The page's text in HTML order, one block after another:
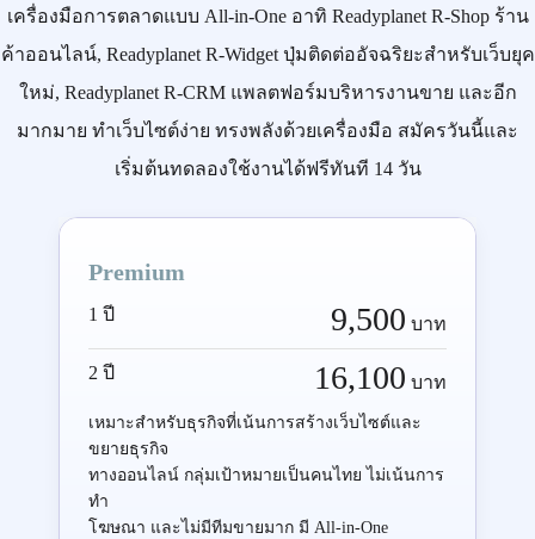
เครื่องมือการตลาดแบบ All-in-Oneอาทิ Readyplanet R-Shopร้าน
ค้าออนไลน์, Readyplanet R-Widgetปุ่มติดต่ออัจฉริยะสำหรับเว็บยุค
ใหม่, Readyplanet R-CRMแพลตฟอร์มบริหารงานขาย และอีก
มากมาย ทำเว็บไซต์ง่าย ทรงพลังด้วยเครื่องมือ สมัครวันนี้และ
เริ่มต้นทดลองใช้งานได้ฟรีทันที 14 วัน
Premium
1 ปี 9,500 บาท
2 ปี 16,100 บาท
เหมาะสำหรับธุรกิจที่เน้นการสร้างเว็บไซต์และ
ขยายธุรกิจ
ทางออนไลน์ กลุ่มเป้าหมายเป็นคนไทย ไม่เน้นการ
ทำ
โฆษณา และไม่มีทีมขายมาก มี All-in-One